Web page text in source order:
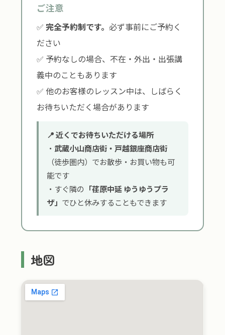
ご注意
✅完全予約制です。必ず事前にご予約く
ださい
✅ 予約なしの場合、不在・外出・出張講
義中のこともあります
✅ 他のお客様のレッスン中は、しばらく
お待ちいただく場合があります
📍 近くでお待ちいただける場所
・ 武蔵小山商店街・戸越銀座商店街
（徒歩圏内）でお散歩・お買い物も可
能です
・すぐ隣の 「荏原中延 ゆうゆうプラ
ザ」 でひと休みすることもできます
地図